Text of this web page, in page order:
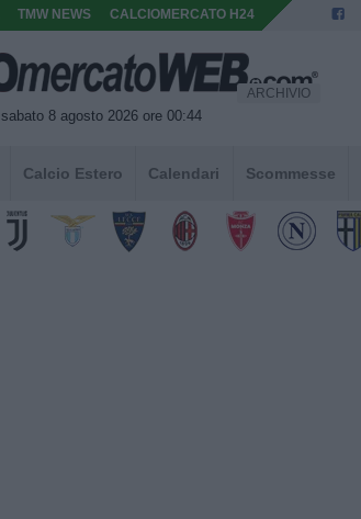
TMW NEWS CALCIOMERCATO H24
sabato 8 agosto 2026 ore 00:44
ARCHIVIO
Calcio Estero Calendari Scommesse